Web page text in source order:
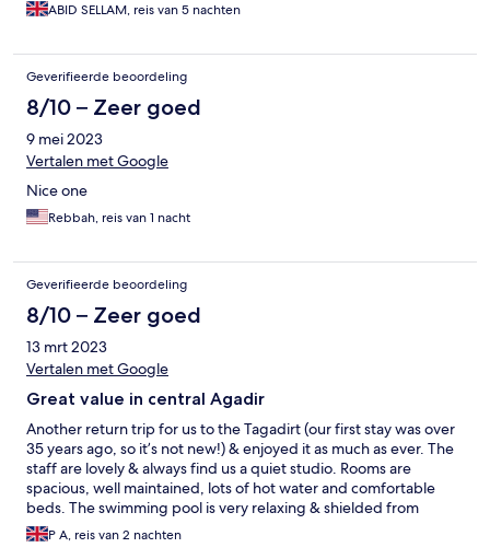
ABID SELLAM, reis van 5 nachten
Geverifieerde beoordeling
8/10 – Zeer goed
9 mei 2023
Vertalen met Google
Nice one
Rebbah, reis van 1 nacht
Geverifieerde beoordeling
8/10 – Zeer goed
13 mrt 2023
Vertalen met Google
Great value in central Agadir
Another return trip for us to the Tagadirt (our first stay was over
35 years ago, so it’s not new!) & enjoyed it as much as ever. The
staff are lovely & always find us a quiet studio. Rooms are
spacious, well maintained, lots of hot water and comfortable
beds. The swimming pool is very relaxing & shielded from
Atlantic winds in winter and the well tended gardens make this a
great value stay in the centre of Agadir.
P A, reis van 2 nachten